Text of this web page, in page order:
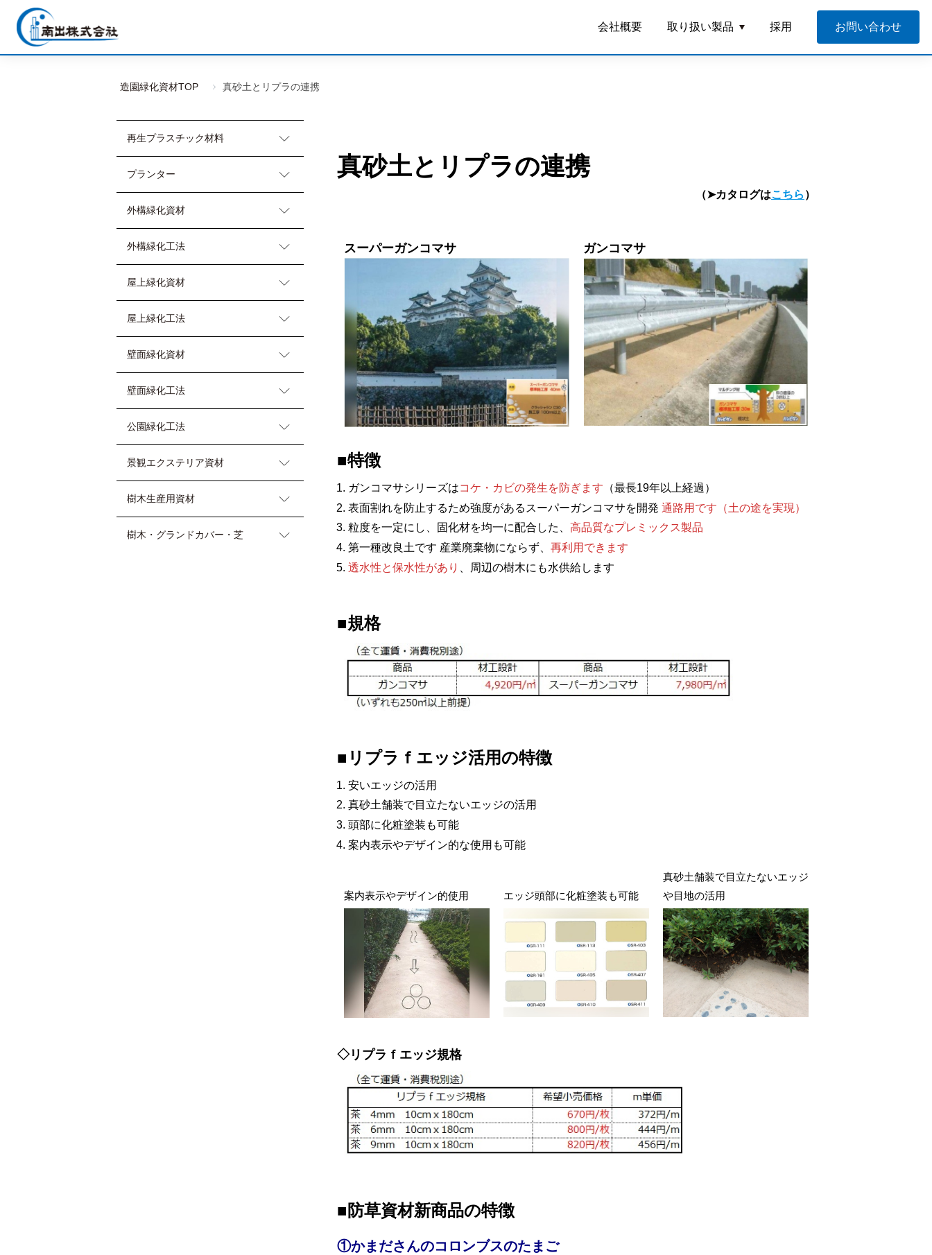
会社概要 取り扱い製品 採用 お問い合わせ
造園緑化資材TOP 真砂土とリプラの連携
真砂土とリプラの連携
（➤カタログはこちら ）
スーパーガンコマサ ガンコマサ
■特徴
ガンコマサシリーズはコケ・カビの発生を防ぎます （最長19年以上経過）
表面割れを防止するため強度があるスーパーガンコマサを開発 通路用です（土の途を実現）
粒度を一定にし、固化材を均一に配合した、 高品質なプレミックス製品
第一種改良土です 産業廃棄物にならず、 再利用できます
透水性と保水性があり
、周辺の樹木にも水供給します
■規格
■リプラｆエッジ活用の特徴
安いエッジの活用
真砂土舗装で目立たないエッジの活用
頭部に化粧塗装も可能
案内表示やデザイン的な使用も可能
案内表示やデザイン的使用
エッジ頭部に化粧塗装も可能
真砂土舗装で目立たないエッジ
や目地の活用
◇リプラｆエッジ規格
■防草資材新商品の特徴
①かまださんのコロンブスのたまご
再生プラスチック材料
プランター
外構緑化資材
外構緑化工法
屋上緑化資材
屋上緑化工法
壁面緑化資材
壁面緑化工法
公園緑化工法
景観エクステリア資材
樹木生産用資材
樹木・グランドカバー・芝